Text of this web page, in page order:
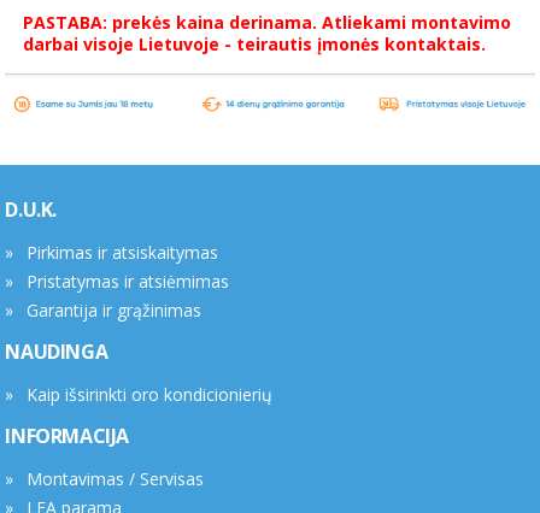
PASTABA: prekės kaina derinama. Atliekami montavimo
darbai visoje Lietuvoje - teirautis įmonės kontaktais.
D.U.K.
Pirkimas ir atsiskaitymas
Pristatymas ir atsiėmimas
Garantija ir grąžinimas
NAUDINGA
Kaip išsirinkti oro kondicionierių
INFORMACIJA
Montavimas / Servisas
LEA parama